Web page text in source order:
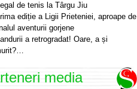
de tenis la Târgu Jiu
ediție a Ligii Prieteniei, aproape de
aventurii gorjene
a retrogradat! Oare, a și
media